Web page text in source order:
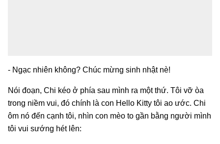
- Ngạc nhiên không? Chúc mừng sinh nhật nè!
Nói đoạn, Chi kéo ở phía sau mình ra một thứ. Tôi vỡ òa
trong niềm vui, đó chính là con Hello Kitty tôi ao ước. Chi
ôm nó đến cạnh tôi, nhìn con mèo to gần bằng người mình
tôi vui sướng hét lên: